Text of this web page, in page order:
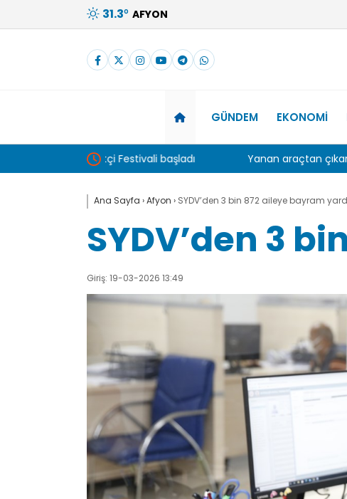
31.3° AFYON
GÜNDEM EKONOMI
Yanan araçtan çıkarak son anda kurtuldular
Ana Sayfa ›Afyon › SYDV’den 3 bin 872 aileye bayram
SYDV’den 3
Giriş: 19-03-2026 13:49